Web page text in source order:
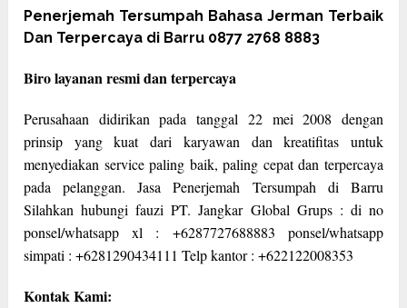
Penerjemah Tersumpah Bahasa Jerman Terbaik
Dan Terpercaya di Barru 0877 2768 8883
Biro layanan resmi dan terpercaya
Perusahaan didirikan pada tanggal 22 mei 2008 dengan
prinsip yang kuat dari karyawan dan kreatifitas untuk
menyediakan service paling baik, paling cepat dan terpercaya
pada pelanggan. Jasa Penerjemah Tersumpah di Barru
Silahkan hubungi fauzi PT. Jangkar Global Grups : di no
ponsel/whatsapp xl : +6287727688883 ponsel/whatsapp
simpati : +6281290434111 Telp kantor : +622122008353
Kontak Kami: